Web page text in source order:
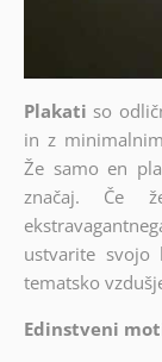
Plakati so
in z
Že samo en
značaj. Če
ustvarite svojo
tematsko
Edinstveni